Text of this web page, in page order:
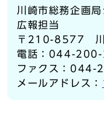
川崎市総務企画
広報担当
〒210-8577 川
電話：044-
ファクス：
メールアドレス：